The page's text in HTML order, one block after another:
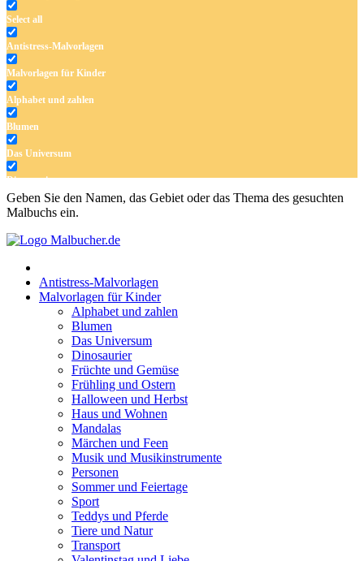
Select all
Antistress-Malvorlagen
Malvorlagen für Kinder
Alphabet und zahlen
Blumen
Das Universum
Dinosaurier
Früchte und Gemüse
Frühling und Ostern
Haus und Wohnen
Märchen und Feen
Musik und Musikinstrumente
Sommer und Feiertage
Teddys und Pferde
Tiere und Natur
Valentinstag und Liebe
Geben Sie den Namen, das Gebiet oder das Thema des gesuchten
Malbuchs ein.
Antistress-Malvorlagen
Malvorlagen für Kinder
Alphabet und zahlen
Blumen
Das Universum
Dinosaurier
Früchte und Gemüse
Frühling und Ostern
Halloween und Herbst
Haus und Wohnen
Mandalas
Märchen und Feen
Musik und Musikinstrumente
Personen
Sommer und Feiertage
Sport
Teddys und Pferde
Tiere und Natur
Transport